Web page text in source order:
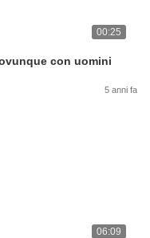
00:25
con uomini
5 anni fa
06:09